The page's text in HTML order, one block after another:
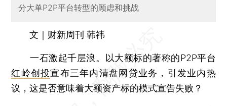
分大单P2P平台转型的顾虑和挑战
文｜财新周刊 韩祎
一石激起千层浪。以大额标的著称的P2P平台
红岭创投宣布三年内清盘网贷业务，引发业内热
议，这是否意味着大额资产标的模式宣告失败？